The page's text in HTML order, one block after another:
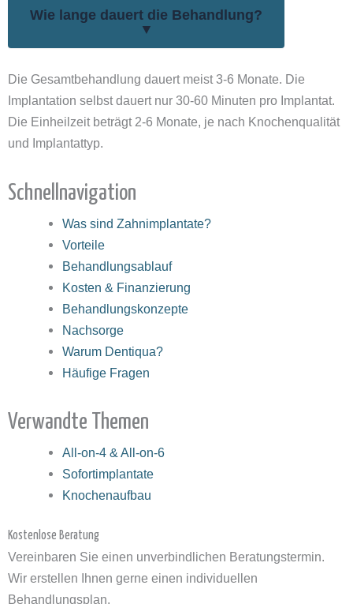
Wie lange dauert die Behandlung?
▼
Die Gesamtbehandlung dauert meist 3-6 Monate. Die
Implantation selbst dauert nur 30-60 Minuten pro Implantat.
Die Einheilzeit beträgt 2-6 Monate, je nach Knochenqualität
und Implantattyp.
Schnellnavigation
Was sind Zahnimplantate?
Vorteile
Behandlungsablauf
Kosten & Finanzierung
Behandlungskonzepte
Nachsorge
Warum Dentiqua?
Häufige Fragen
Verwandte Themen
All-on-4 & All-on-6
Sofortimplantate
Knochenaufbau
Kostenlose Beratung
Vereinbaren Sie einen unverbindlichen Beratungstermin.
Wir erstellen Ihnen gerne einen individuellen
Behandlungsplan.